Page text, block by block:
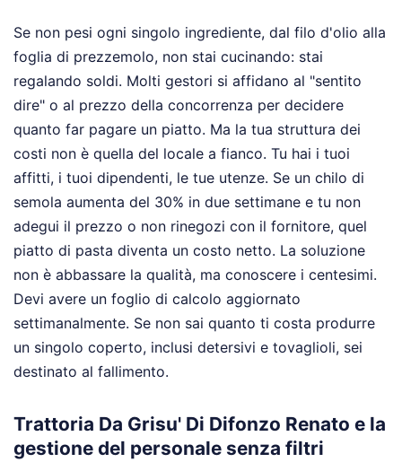
Se non pesi ogni singolo ingrediente, dal filo d'olio alla
foglia di prezzemolo, non stai cucinando: stai
regalando soldi. Molti gestori si affidano al "sentito
dire" o al prezzo della concorrenza per decidere
quanto far pagare un piatto. Ma la tua struttura dei
costi non è quella del locale a fianco. Tu hai i tuoi
affitti, i tuoi dipendenti, le tue utenze. Se un chilo di
semola aumenta del 30% in due settimane e tu non
adegui il prezzo o non rinegozi con il fornitore, quel
piatto di pasta diventa un costo netto. La soluzione
non è abbassare la qualità, ma conoscere i centesimi.
Devi avere un foglio di calcolo aggiornato
settimanalmente. Se non sai quanto ti costa produrre
un singolo coperto, inclusi detersivi e tovaglioli, sei
destinato al fallimento.
Trattoria Da Grisu' Di Difonzo Renato e la
gestione del personale senza filtri